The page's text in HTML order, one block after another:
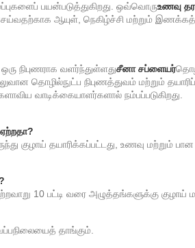
பயன்படுத்துகிறது. ஒவ்வொருஉணவு
ஆயுள், நெகிழ்ச்சி மற்றும்
நிபுணராக வளர்ந்துள்ளதுசீனா சப்ளையர்
தொழில்நுட்ப நிபுணத்துவம் மற்றும்
வாடிக்கையாளர்களால் நம்பப்படுகிறது.
குழாய் தயாரிக்கப்பட்டது, உணவு மற்றும் பான
10 பட்டி வரை அழுத்தங்களுக்கு குழாய்
தாங்கும்.